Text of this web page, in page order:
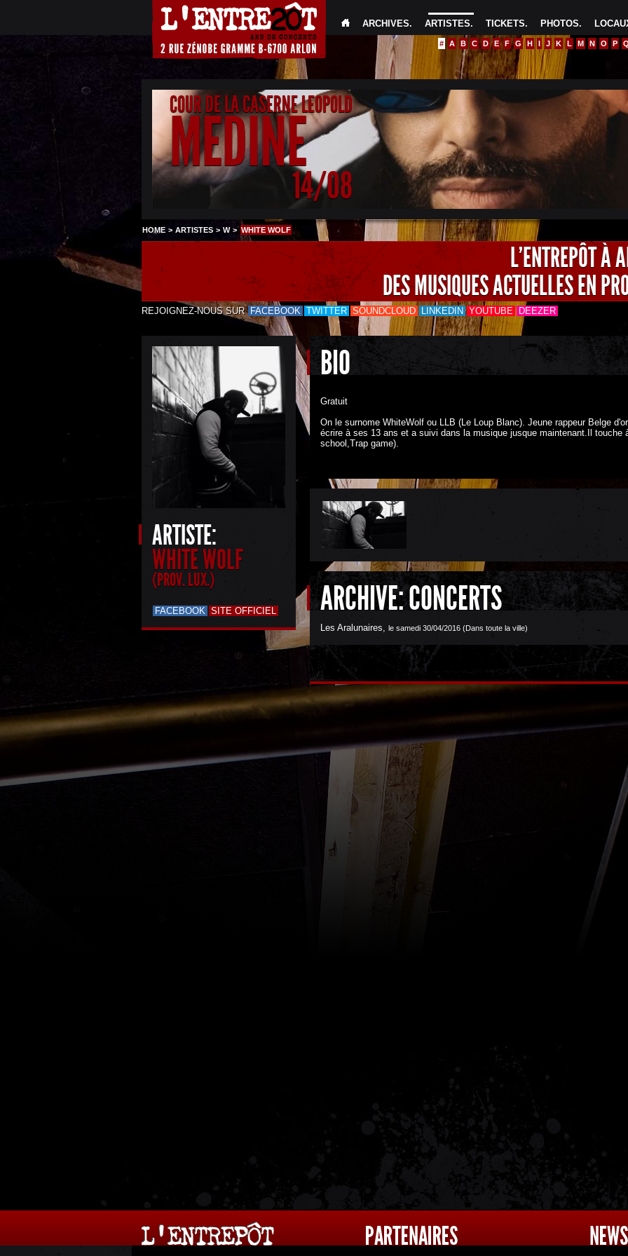
PHOTOS.
TICKETS.
ARTISTES.
ARCHIVES.
# A B C D E F G H I J K L M N O P
COUR DE LA CASERNE LEOPOLD
MEDINE
14/08
HOME > ARTISTES > W > WHITE WOLF
L'ENTREPÔT À
DES MUSIQUES ACTUELLES EN
REJOIGNEZ-NOUS SUR FACEBOOK TWITTER SOUNDCLOUD LINKEDIN YOUTUBE DEEZER
ARTISTE:
WHITE WOLF
(PROV. LUX.)
FACEBOOK SITE OFFICIEL
BIO
Gratuit
On le surnome WhiteWolf ou LLB (Le Loup Blanc). Jeune rappeur Belge
écrire à ses 13 ans et a suivi dans la musique jusque maintenant.Il touche
school,Trap game).
ARCHIVE: CONCERTS
Les Aralunaires, le samedi 30/04/2016 (Dans toute la ville)